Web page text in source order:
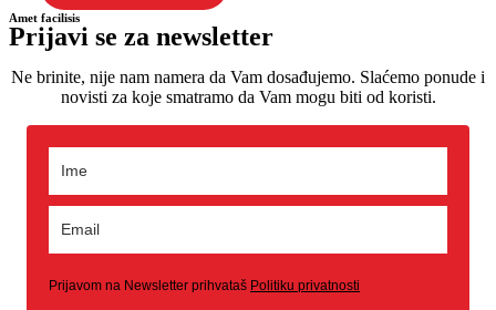
Amet facilisis
Prijavi se za newsletter
Ne brinite, nije nam namera da Vam dosađujemo. Slaćemo ponude i
novisti za koje smatramo da Vam mogu biti od koristi.
Prijavom na Newsletter prihvataš Politiku privatnosti